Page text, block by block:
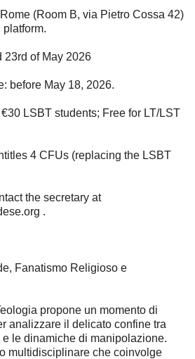
(Room B, via Pietro Cossa 42)
platform.
of May 2026
before May 18, 2026.
LSBT students; Free for LT/LST
4 CFUs (replacing the LSBT
the secretary at
.
Fanatismo Religioso e
propone un momento di
analizzare il delicato confine tra
le dinamiche di manipolazione.
multidisciplinare che coinvolge